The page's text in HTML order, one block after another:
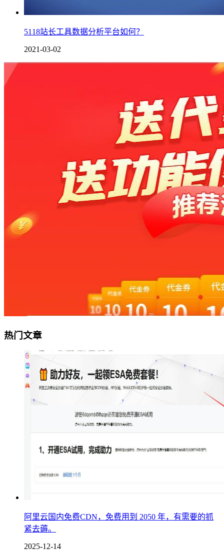
5118站长工具数据分析平台如何？
2021-03-02
热门文章
阿里云国内免费CDN，免费用到 2050 年，有需要的抓
紧去薅。
2025-12-14